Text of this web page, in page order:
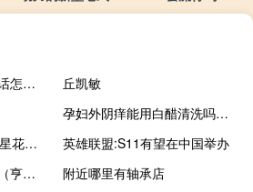
微信拍了拍后面加一句话怎么弄（微信拍了拍后面加一句话怎么设置）
丘凯敏
孕妇外阴痒能用白醋清洗吗（孕妇外阴痒怎么办）
流星花园台版11集（流星花园台版）
英雄联盟:S11有望在中国举办
亨氏米粉最近有问题吗（亨氏米粉最新事件）
附近哪里有轴承店